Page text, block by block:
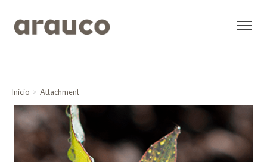
Inicio Attachment